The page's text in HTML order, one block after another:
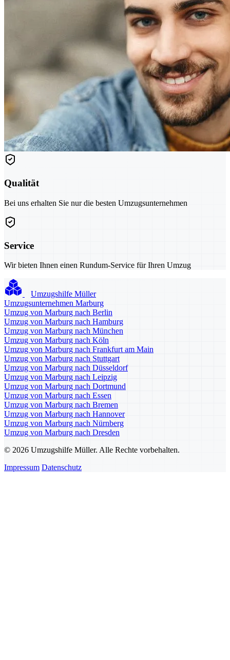
Qualität
Bei uns erhalten Sie nur die besten Umzugsunternehmen
Service
Wir bieten Ihnen einen Rundum-Service für Ihren Umzug
Umzugshilfe Müller
Umzugsunternehmen Marburg
Umzug von Marburg nach Berlin
Umzug von Marburg nach Hamburg
Umzug von Marburg nach München
Umzug von Marburg nach Köln
Umzug von Marburg nach Frankfurt am Main
Umzug von Marburg nach Stuttgart
Umzug von Marburg nach Düsseldorf
Umzug von Marburg nach Leipzig
Umzug von Marburg nach Dortmund
Umzug von Marburg nach Essen
Umzug von Marburg nach Bremen
Umzug von Marburg nach Hannover
Umzug von Marburg nach Nürnberg
Umzug von Marburg nach Dresden
© 2026 Umzugshilfe Müller. Alle Rechte vorbehalten.
Impressum Datenschutz